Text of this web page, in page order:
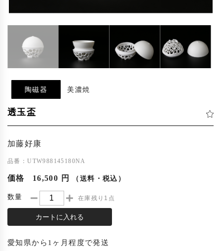
陶磁器 美濃焼
透玉盃
加藤好康
品番：UTW988145180NA
価格 16,500 円 （送料・税込）
数量 在庫残り1点
カートに入れる
愛知県から 1ヶ月程度で発送